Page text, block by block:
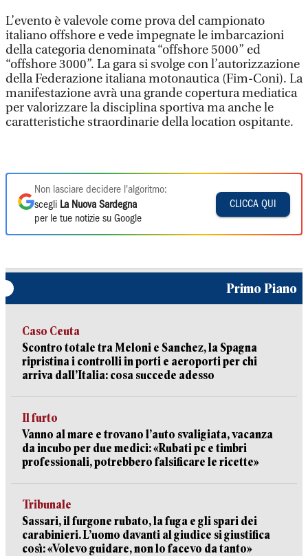
L’evento è valevole come prova del campionato
italiano offshore e vede impegnate le imbarcazioni
della categoria denominata “offshore 5000” ed
“offshore 3000”. La gara si svolge con l’autorizzazione
della Federazione italiana motonautica (Fim-Coni). La
manifestazione avrà una grande copertura mediatica
per valorizzare la disciplina sportiva ma anche le
caratteristiche straordinarie della location ospitante.
Non lasciare decidere l'algoritmo:
scegli La Nuova Sardegna
per le tue notizie su Google
CLICCA QUI
Primo Piano
Caso Ceuta
Scontro totale tra Meloni e Sanchez, la Spagna
ripristina i controlli in porti e aeroporti per chi
arriva dall’Italia: cosa succede adesso
Il furto
Vanno al mare e trovano l’auto svaligiata, vacanza
da incubo per due medici: «Rubati pc e timbri
professionali, potrebbero falsificare le ricette»
Tribunale
Sassari, il furgone rubato, la fuga e gli spari dei
carabinieri. L’uomo davanti al giudice si giustifica
così: «Volevo guidare, non lo facevo da tanto»